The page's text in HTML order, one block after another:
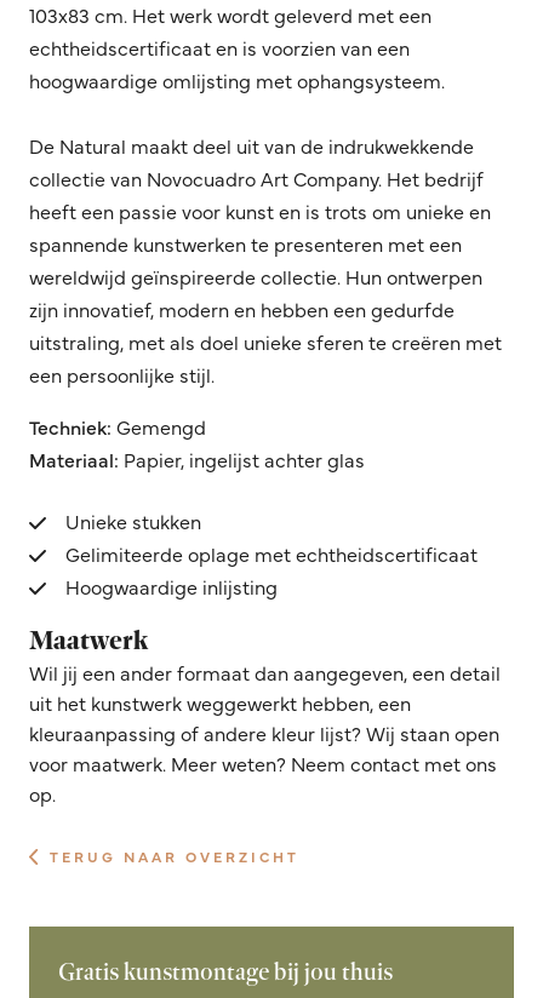
103x83 cm. Het werk wordt geleverd met een
echtheidscertificaat en is voorzien van een
hoogwaardige omlijsting met ophangsysteem.
De Natural maakt deel uit van de indrukwekkende
collectie van Novocuadro Art Company. Het bedrijf
heeft een passie voor kunst en is trots om unieke en
spannende kunstwerken te presenteren met een
wereldwijd geïnspireerde collectie. Hun ontwerpen
zijn innovatief, modern en hebben een gedurfde
uitstraling, met als doel unieke sferen te creëren met
een persoonlijke stijl.
Techniek: Gemengd
Materiaal: Papier, ingelijst achter glas
Unieke stukken
Gelimiteerde oplage met echtheidscertificaat
Hoogwaardige inlijsting
Maatwerk
Wil jij een ander formaat dan aangegeven, een detail
uit het kunstwerk weggewerkt hebben, een
kleuraanpassing of andere kleur lijst? Wij staan open
voor maatwerk. Meer weten? Neem contact met ons
op.
TERUG NAAR OVERZICHT
Gratis kunstmontage bij jou thuis